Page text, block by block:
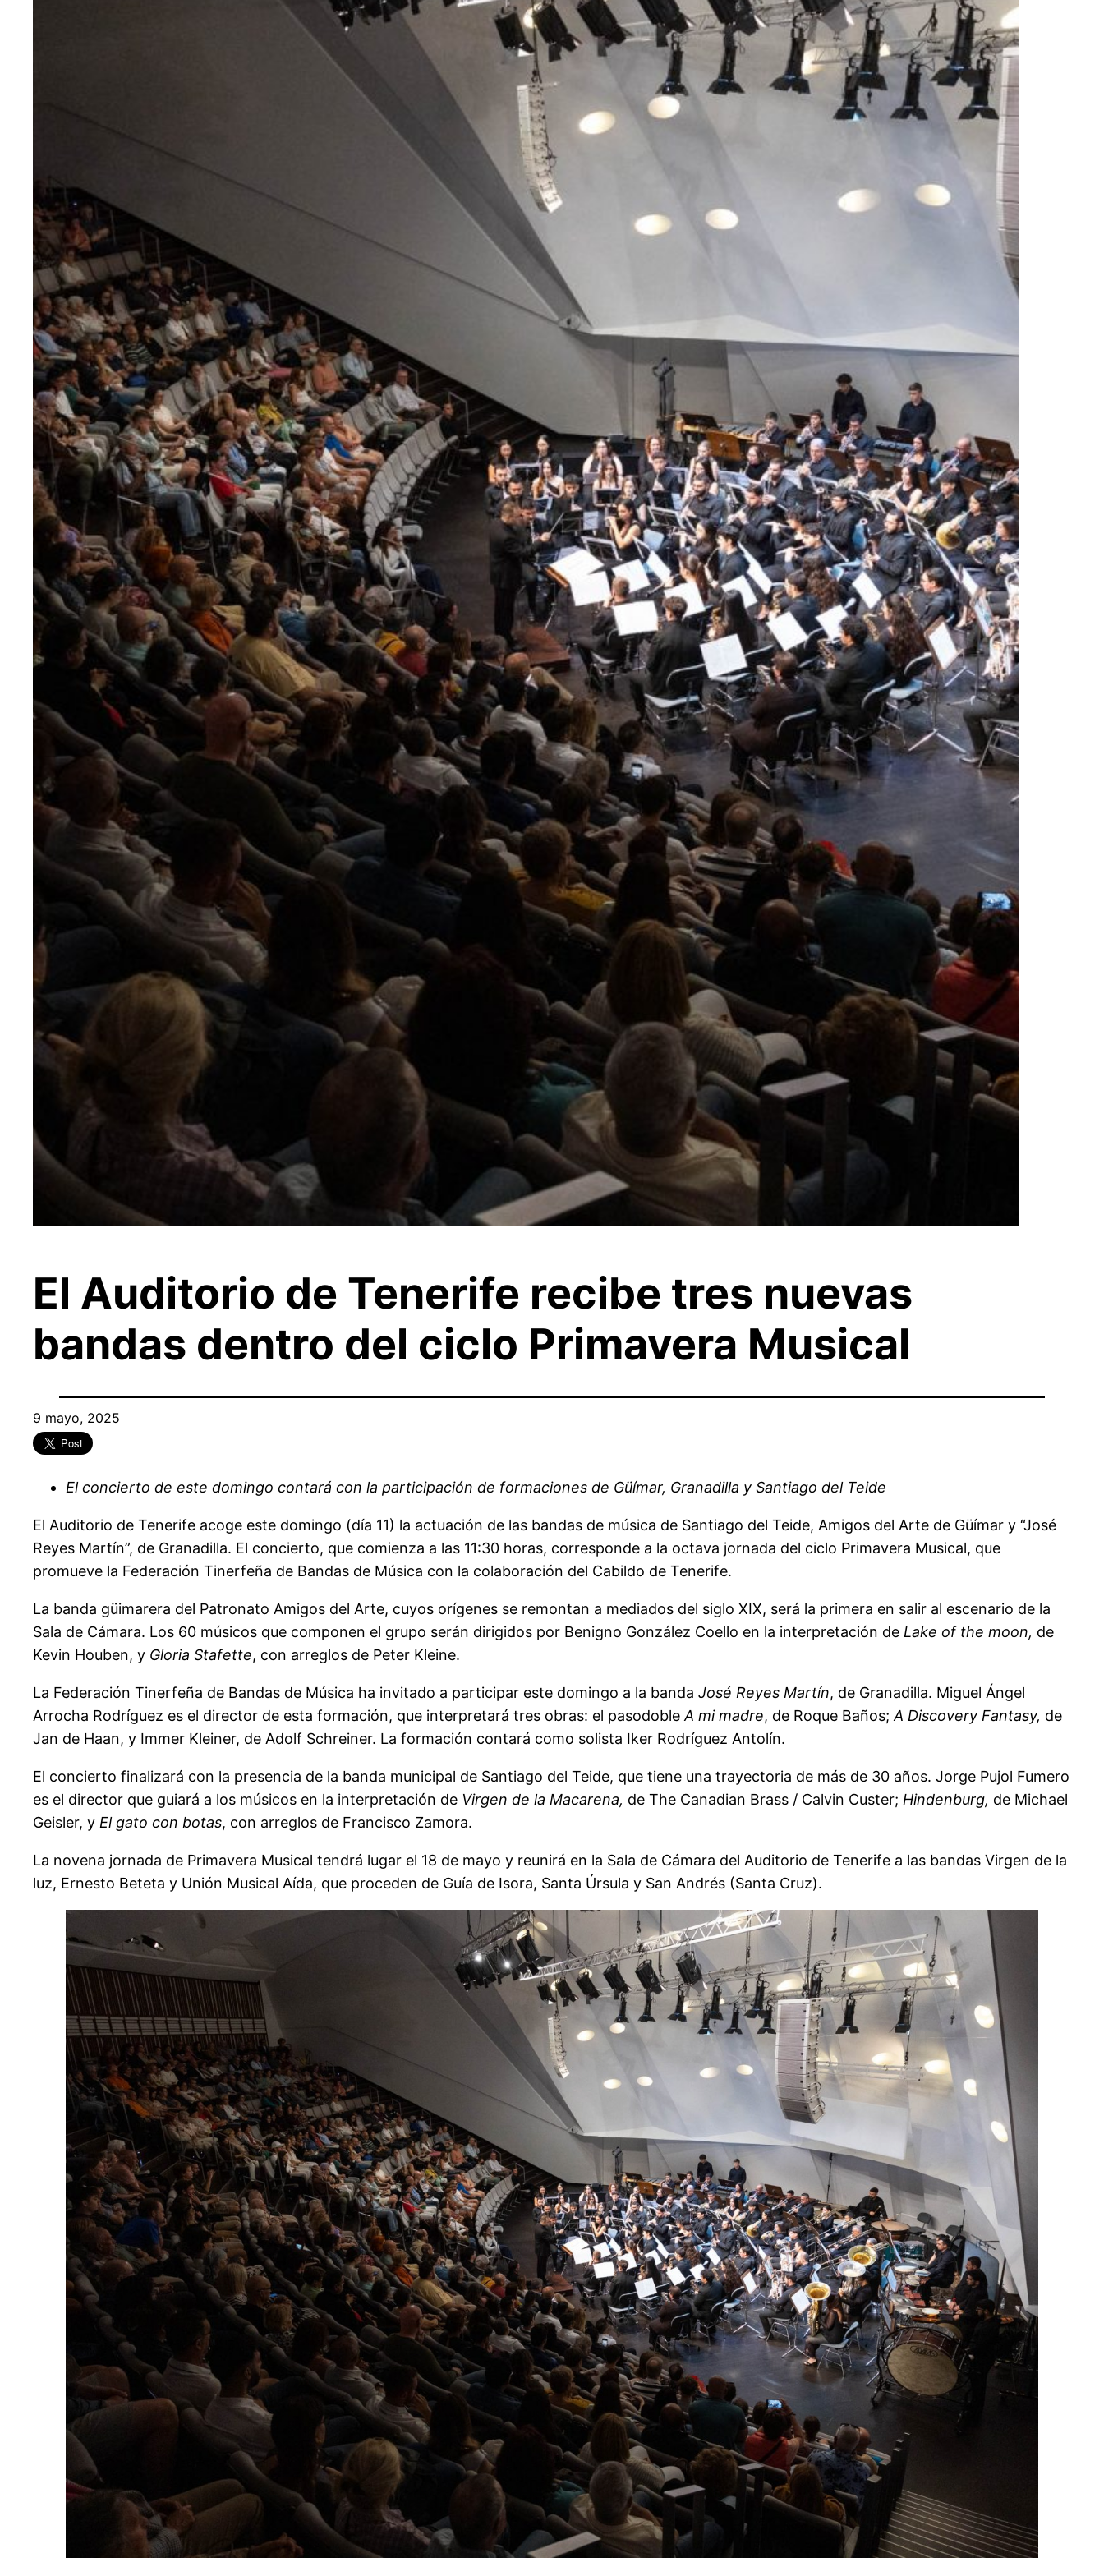
El Auditorio de Tenerife recibe tres nuevas
bandas dentro del ciclo Primavera Musical
9 mayo, 2025
El concierto de este domingo contará con la participación de formaciones de Güímar, Granadilla y Santiago del Teide
El Auditorio de Tenerife acoge este domingo (día 11) la actuación de las bandas de música de Santiago del Teide, Amigos del Arte de Güímar y “José
Reyes Martín”, de Granadilla. El concierto, que comienza a las 11:30 horas, corresponde a la octava jornada del ciclo Primavera Musical, que
promueve la Federación Tinerfeña de Bandas de Música con la colaboración del Cabildo de Tenerife.
La banda güimarera del Patronato Amigos del Arte, cuyos orígenes se remontan a mediados del siglo XIX, será la primera en salir al escenario de la
Sala de Cámara. Los 60 músicos que componen el grupo serán dirigidos por Benigno González Coello en la interpretación de Lake of the moon, de
Kevin Houben, y Gloria Stafette, con arreglos de Peter Kleine.
La Federación Tinerfeña de Bandas de Música ha invitado a participar este domingo a la banda José Reyes Martín, de Granadilla. Miguel Ángel
Arrocha Rodríguez es el director de esta formación, que interpretará tres obras: el pasodoble A mi madre, de Roque Baños; A Discovery Fantasy, de
Jan de Haan, y Immer Kleiner, de Adolf Schreiner. La formación contará como solista Iker Rodríguez Antolín.
El concierto finalizará con la presencia de la banda municipal de Santiago del Teide, que tiene una trayectoria de más de 30 años. Jorge Pujol Fumero
es el director que guiará a los músicos en la interpretación de Virgen de la Macarena, de The Canadian Brass / Calvin Custer; Hindenburg, de Michael
Geisler, y El gato con botas, con arreglos de Francisco Zamora.
La novena jornada de Primavera Musical tendrá lugar el 18 de mayo y reunirá en la Sala de Cámara del Auditorio de Tenerife a las bandas Virgen de la
luz, Ernesto Beteta y Unión Musical Aída, que proceden de Guía de Isora, Santa Úrsula y San Andrés (Santa Cruz).